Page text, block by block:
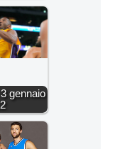
gennaio